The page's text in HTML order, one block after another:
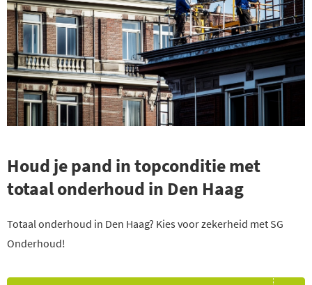
Houd je pand in topconditie met
totaal onderhoud in Den Haag
Totaal onderhoud in Den Haag? Kies voor zekerheid met SG
Onderhoud!